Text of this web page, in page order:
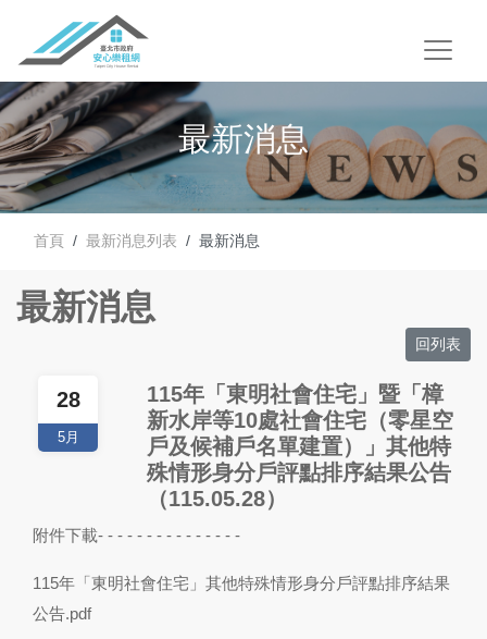
最新消息
首頁 最新消息列表 最新消息
最新消息
回列表
28
5月
115年「東明社會住宅」暨「樟
新水岸等10處社會住宅（零星空
戶及候補戶名單建置）」其他特
殊情形身分戶評點排序結果公告
（115.05.28）
附件下載- - - - - - - - - - - - - - -
115年「東明社會住宅」其他特殊情形身分戶評點排序結果
公告.pdf